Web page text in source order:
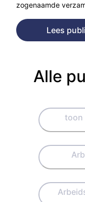
zogenaamde
Lees
Alle
toon